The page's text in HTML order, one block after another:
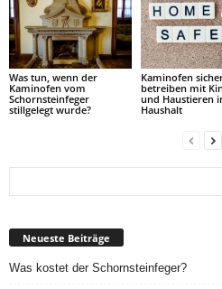
Was tun, wenn der
Kaminofen vom
Schornsteinfeger
stillgelegt wurde?
Kaminofen
betreiben mit
und Haustieren
Haushalt
Neueste Beiträge
Was kostet der Schornsteinfeger?